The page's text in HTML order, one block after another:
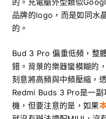
品牌的logo，而是如同水
的。
Bud 3 Pro 偏重低頻，整
錯。背景的樂器蠻模糊的
刻意將高頻與中頻壓縮，
Redmi Buds 3 Pro是一副
機，但要注意的是，如果